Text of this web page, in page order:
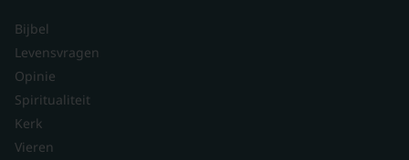
Bijbel
Levensvragen
Opinie
Spiritualiteit
Kerk
Vieren